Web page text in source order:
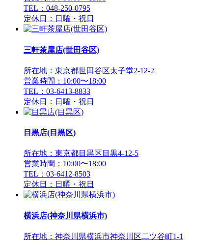
TEL：048-250-0795
定休日：日曜・祝日
三軒茶屋店(世田谷区)
所在地：東京都世田谷区太子堂2-12-2
営業時間：10:00〜18:00
TEL：03-6413-8833
定休日：日曜・祝日
目黒店(目黒区)
所在地：東京都目黒区目黒4-12-5
営業時間：10:00〜18:00
TEL：03-6412-8503
定休日：日曜・祝日
横浜店(神奈川県横浜市)
所在地：神奈川県横浜市神奈川区二ツ谷町1-1